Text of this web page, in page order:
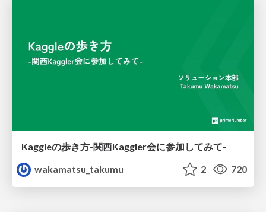
Kaggleの歩き方-関西Kaggler会に参加してみて-
wakamatsu_takumu
2 720